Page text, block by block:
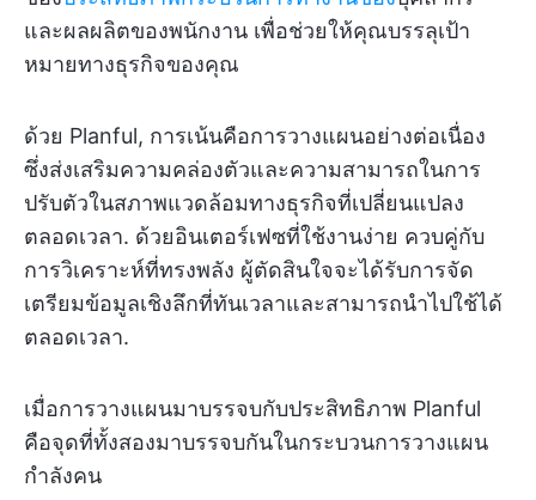
และผลผลิตของพนักงาน เพื่อช่วยให้คุณบรรลุเป้า
หมายทางธุรกิจของคุณ
ด้วย Planful, การเน้นคือการวางแผนอย่างต่อเนื่อง
ซึ่งส่งเสริมความคล่องตัวและความสามารถในการ
ปรับตัวในสภาพแวดล้อมทางธุรกิจที่เปลี่ยนแปลง
ตลอดเวลา. ด้วยอินเตอร์เฟซที่ใช้งานง่าย ควบคู่กับ
การวิเคราะห์ที่ทรงพลัง ผู้ตัดสินใจจะได้รับการจัด
เตรียมข้อมูลเชิงลึกที่ทันเวลาและสามารถนำไปใช้ได้
ตลอดเวลา.
เมื่อการวางแผนมาบรรจบกับประสิทธิภาพ Planful
คือจุดที่ทั้งสองมาบรรจบกันในกระบวนการวางแผน
กำลังคน